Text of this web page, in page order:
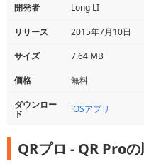
開発者
Long LI
リリース
2015年7月10日
サイズ
7.64 MB
価格
無料
ダウンロー
ド iOSアプリ
QRプロ - QR Pro